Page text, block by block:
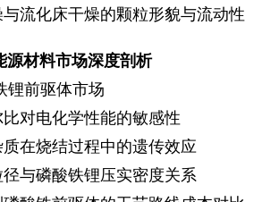
流化床干燥的颗粒形貌与流动性
源材料市场深度剖析
锂前驱体市场
对电化学性能的敏感性
在烧结过程中的遗传效应
与磷酸铁锂压实密度关系